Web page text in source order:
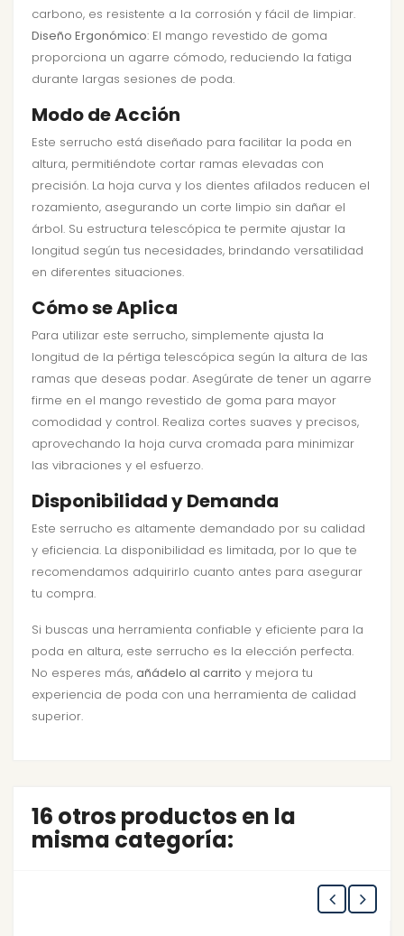
carbono, es resistente a la corrosión y fácil de limpiar.
Diseño Ergonómico: El mango revestido de goma
proporciona un agarre cómodo, reduciendo la fatiga
durante largas sesiones de poda.
Modo de Acción
Este serrucho está diseñado para facilitar la poda en
altura, permitiéndote cortar ramas elevadas con
precisión. La hoja curva y los dientes afilados reducen el
rozamiento, asegurando un corte limpio sin dañar el
árbol. Su estructura telescópica te permite ajustar la
longitud según tus necesidades, brindando versatilidad
en diferentes situaciones.
Cómo se Aplica
Para utilizar este serrucho, simplemente ajusta la
longitud de la pértiga telescópica según la altura de las
ramas que deseas podar. Asegúrate de tener un agarre
firme en el mango revestido de goma para mayor
comodidad y control. Realiza cortes suaves y precisos,
aprovechando la hoja curva cromada para minimizar
las vibraciones y el esfuerzo.
Disponibilidad y Demanda
Este serrucho es altamente demandado por su calidad
y eficiencia. La disponibilidad es limitada, por lo que te
recomendamos adquirirlo cuanto antes para asegurar
tu compra.
Si buscas una herramienta confiable y eficiente para la
poda en altura, este serrucho es la elección perfecta.
No esperes más, añádelo al carrito y mejora tu
experiencia de poda con una herramienta de calidad
superior.
16 otros productos en la
misma categoría: